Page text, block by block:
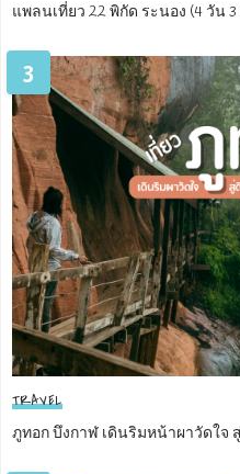
แพลนเที่ยว 22 พิกัด ระนอง (4 วัน
3
TRAVEL
ภูทอก บึงกาฬ เดินริมหน้าผาวัดใจ